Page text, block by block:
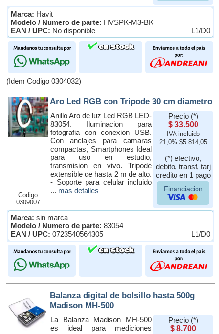
Marca: Havit
Modelo / Numero de parte: HVSPK-M3-BK
EAN / UPC: No disponible L1/D0
(Idem Codigo 0304032)
Codigo
0309007
Aro Led RGB con Tripode 30 cm diametro
Anillo Aro de luz Led RGB LED-
83054. Iluminacion para
fotografia con conexion USB.
Con anclajes para camaras
compactas, Smartphones Ideal
para uso en estudio,
transmision en vivo. Tripode
extensible de hasta 2 m de alto.
- Soporte para celular incluido
... mas detalles
Precio (*)
$ 33.500
IVA incluido
21,0% $5.814,05
(*) efectivo,
debito, transf, tarj
credito en 1 pago
Financiacion
Marca: sin marca
Modelo / Numero de parte: 83054
EAN / UPC: 0723540564305 L1/D0
Balanza digital de bolsillo hasta 500g
Madison MH-500
La Balanza Madison MH-500
es ideal para mediciones
Precio (*)
$ 8.700